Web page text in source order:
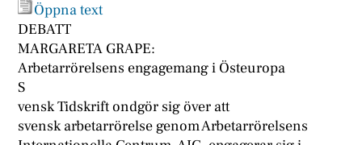
Öppna text
DEBATT
MARGARETA GRAPE:
Arbetarrörelsens engagemang i Östeuropa
S
vensk Tidskrift ondgör sig över att
svensk arbetarrörelse genom Arbetarrörelsens